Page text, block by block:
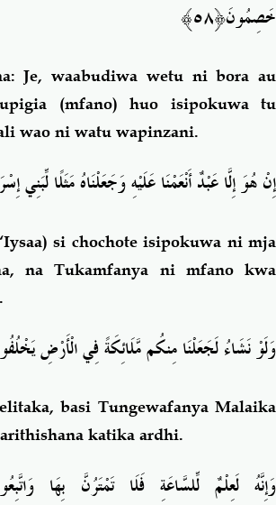
خَصِمُونَ﴿٥٨﴾
Je, waabudiwa wetu ni bora au
(mfano) huo isipokuwa tu
wao ni watu wapinzani.
إِنْ هُوَ إِلَّا عَبْدٌ أَنْعَمْنَا عَلَيْهِ وَجَعَلْنَاهُ مَثَلًا لِّبَنِي
si chochote isipokuwa ni mja
na Tukamfanya ni mfano kwa
وَلَوْ نَشَاءُ لَجَعَلْنَا مِنكُم مَّلَائِكَةً فِي الْأَرْضِ
basi Tungewafanya Malaika
katika ardhi.
وَإِنَّهُ لَعِلْمٌ لِّلسَّاعَةِ فَلَا تَمْتَرُنَّ بِهَا